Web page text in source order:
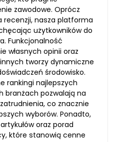
zawodowe. Oprócz
recenzji, nasza platforma
użytkowników do
Funkcjonalność
własnych opinii oraz
tworzy dynamiczne
środowisko.
rankingi najlepszych
branżach pozwalają na
co znacznie
wyborów. Ponadto,
oraz porad
które stanowią cenne